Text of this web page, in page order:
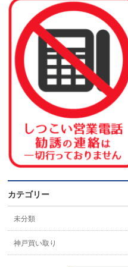
カテゴリー
未分類
神戸買い取り